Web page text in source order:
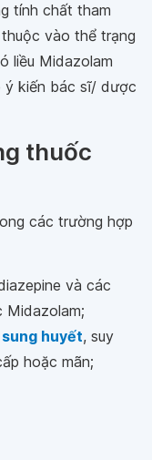
tính chất tham
vào thể trạng
liều Midazolam
ý kiến bác sĩ/ dược
thuốc
các trường hợp
và các
Midazolam;
huyết, suy
hoặc mãn;